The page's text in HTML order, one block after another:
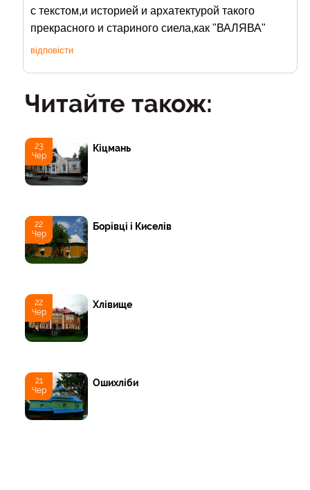
с текстом,и историей и архатектурой такого
прекрасного и стариного сиела,как "ВАЛЯВА"
відповісти
Читайте також:
23
Чер
Кіцмань
22
Чер
Борівці і Киселів
22
Чер
Хлівище
21
Чер
Ошихліби